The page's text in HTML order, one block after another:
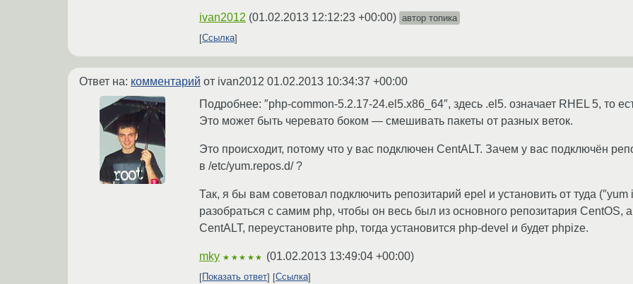
ivan2012 (01.02.2013 12:12:23 +00:00) автор топика
Ссылка
Ответ на: комментарий от ivan2012 01.02.2013 10:34:37 +00:00
Подробнее: ″php-common-5.2.17-24.el5.x86_64″, здесь .el5. означает RHEL 5, то
Это может быть черевато боком — смешивать пакеты от разных веток.
Это происходит, потому что у вас подключен CentALT. Зачем у вас подключён
в /etc/yum.repos.d/ ?
Так, я бы вам советовал подключить репозитарий epel и установить от туда
разобраться с самим php, чтобы он весь был из основного репозитария CentOS,
CentALT, переустановите php, тогда установится php-devel и будет phpize.
mky ★★★★★ (01.02.2013 13:49:04 +00:00)
Показать ответ Ссылка